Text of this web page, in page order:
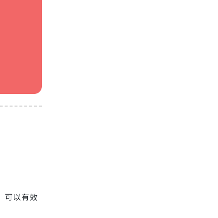
可以有效